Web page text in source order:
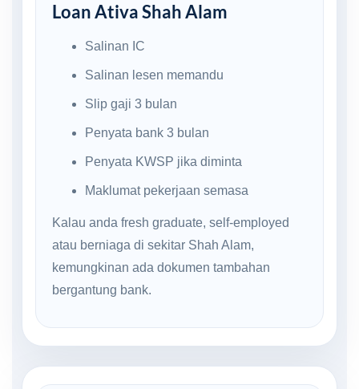
Loan Ativa Shah Alam
Salinan IC
Salinan lesen memandu
Slip gaji 3 bulan
Penyata bank 3 bulan
Penyata KWSP jika diminta
Maklumat pekerjaan semasa
Kalau anda fresh graduate, self-employed
atau berniaga di sekitar Shah Alam,
kemungkinan ada dokumen tambahan
bergantung bank.